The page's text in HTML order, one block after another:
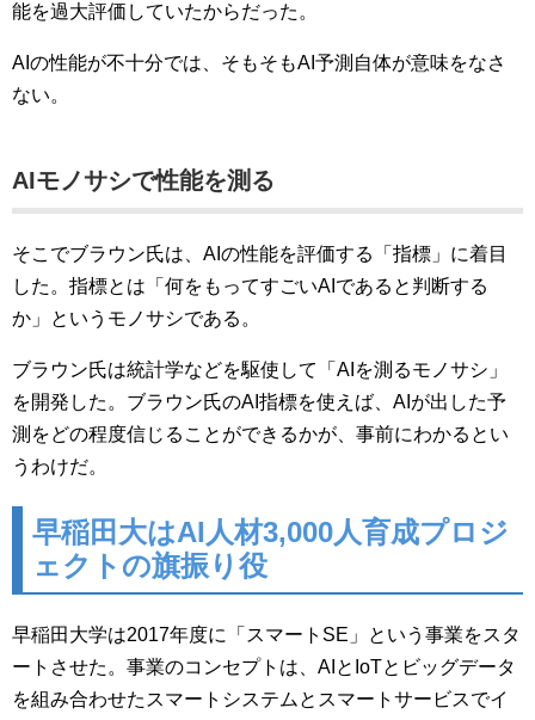
能を過大評価していたからだった。
AIの性能が不十分では、そもそもAI予測自体が意味をなさ
ない。
AIモノサシで性能を測る
そこでブラウン氏は、AIの性能を評価する「指標」に着目
した。指標とは「何をもってすごいAIであると判断する
か」というモノサシである。
ブラウン氏は統計学などを駆使して「AIを測るモノサシ」
を開発した。ブラウン氏のAI指標を使えば、AIが出した予
測をどの程度信じることができるかが、事前にわかるとい
うわけだ。
早稲田大はAI人材3,000人育成プロジ
ェクトの旗振り役
早稲田大学は2017年度に「スマートSE」という事業をスタ
ートさせた。事業のコンセプトは、AIとIoTとビッグデータ
を組み合わせたスマートシステムとスマートサービスでイ